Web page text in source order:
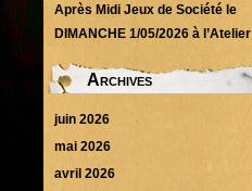
Après Midi Jeux de Société le
DIMANCHE 1/05/2026 à l’Atelier
Archives
juin 2026
mai 2026
avril 2026